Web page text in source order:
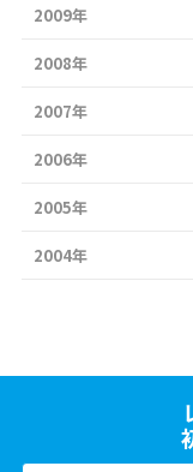
2009年
2008年
2007年
2006年
2005年
2004年